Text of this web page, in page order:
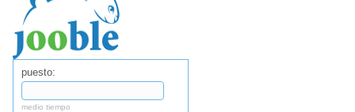
puesto:
medio tiempo